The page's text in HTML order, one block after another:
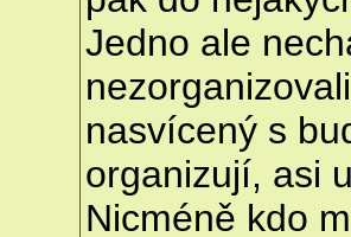
Jedno ale
nasvícený s
organizují, asi
Nicméně kdo